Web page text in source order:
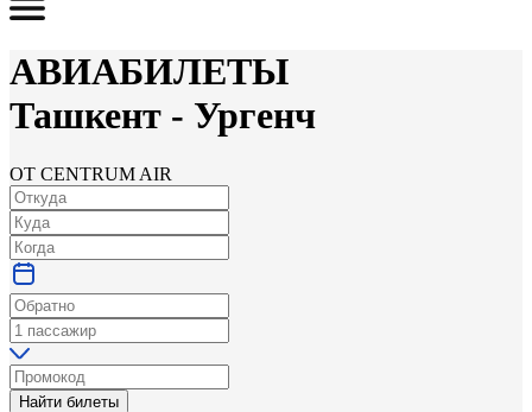
АВИАБИЛЕТЫ
Ташкент - Ургенч
ОТ CENTRUM AIR
Найти билеты